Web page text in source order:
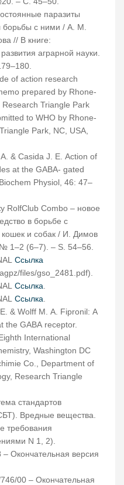
паразиты
с ними / А. М.
// В книге:
аграрной науки.
of action research
prepared by Rhone-
Triangle Park
to WHO by Rhone-
Park, NC, USA,
& Casida J. E. Action of
at the GABA- gated
Physiol, 46: 47–
RolfClub Combo – новое
в борьбе с
и собак / И. Димов
1–2 (6–7). – S. 54–56.
Ссылка
files/gso_2481.pdf).
Ссылка
Ссылка
& Wolff M. A. Fipronil: A
the GABA receptor.
International
Washington DC
Co., Department of
Research Triangle
стандартов
Вредные вещества.
требования
N 1, 2).
Окончательная версия
00 – Окончательная